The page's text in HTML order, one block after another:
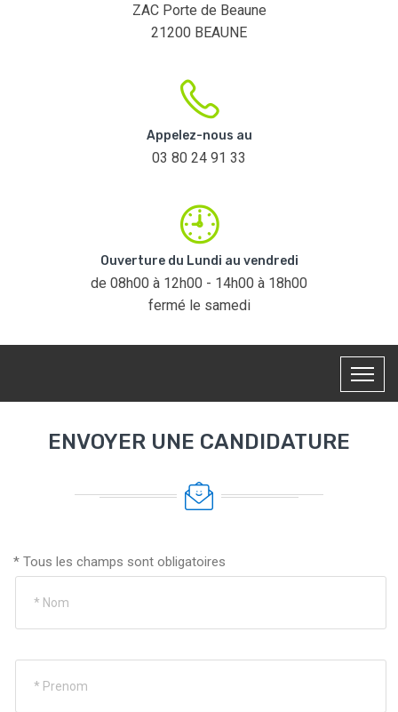
ZAC Porte de Beaune
21200 BEAUNE
Appelez-nous au
03 80 24 91 33
Ouverture du Lundi au vendredi
de 08h00 à 12h00 - 14h00 à 18h00
fermé le samedi
ENVOYER UNE CANDIDATURE
* Tous les champs sont obligatoires